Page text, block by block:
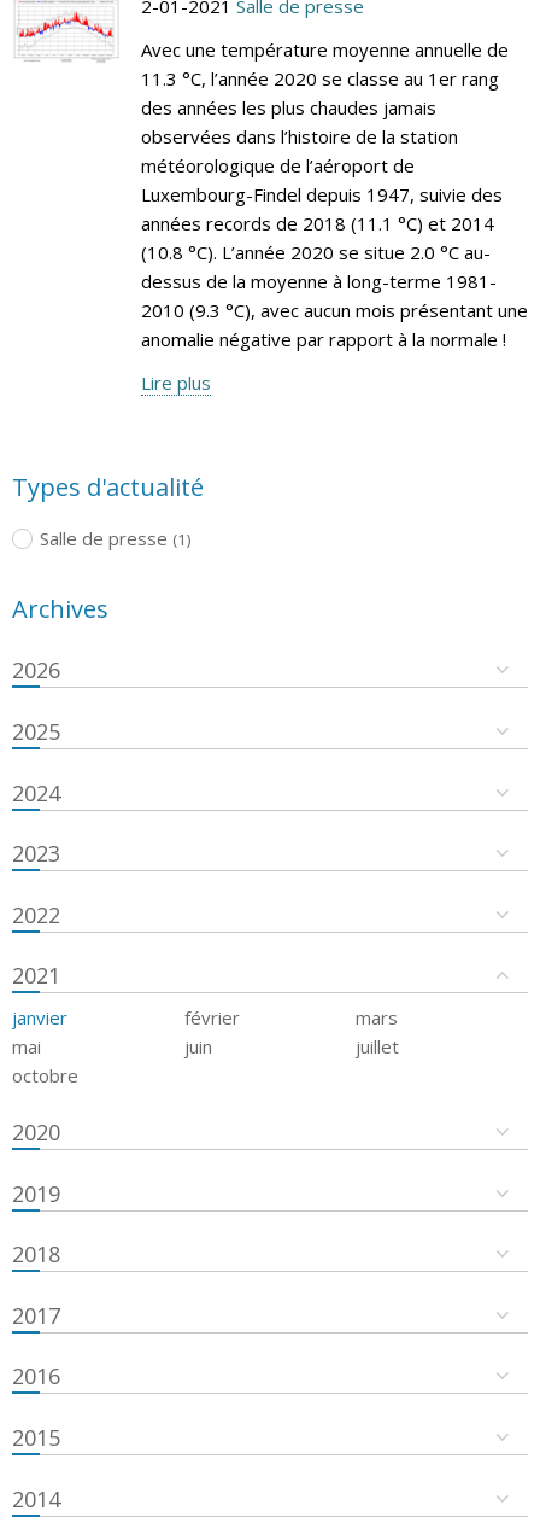
2-01-2021 Salle de presse
Avec une température moyenne annuelle de
11.3 °C, l’année 2020 se classe au 1er rang
des années les plus chaudes jamais
observées dans l’histoire de la station
météorologique de l’aéroport de
Luxembourg-Findel depuis 1947, suivie des
années records de 2018 (11.1 °C) et 2014
(10.8 °C). L’année 2020 se situe 2.0 °C au-
dessus de la moyenne à long-terme 1981-
2010 (9.3 °C), avec aucun mois présentant une
anomalie négative par rapport à la normale !
Lire plus
Types d'actualité
Salle de presse (1)
Archives
2026
2025
2024
2023
2022
2021
janvier février
mars
mai
juin
juillet
octobre
2020
2019
2018
2017
2016
2015
2014